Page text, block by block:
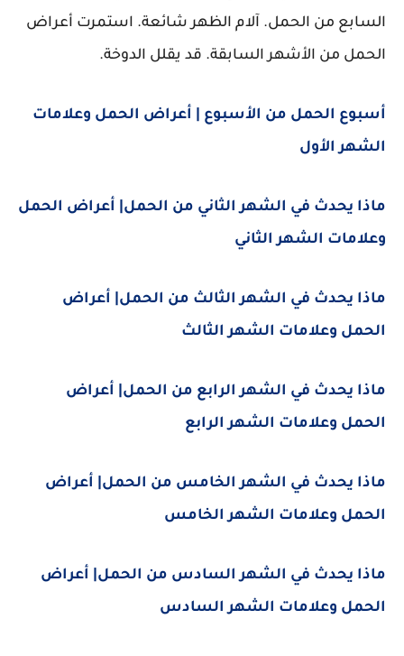
السابع من الحمل. آلام الظهر شائعة. استمرت أعراض
الحمل من الأشهر السابقة. قد يقلل الدوخة.
أسبوع الحمل من الأسبوع | أعراض الحمل وعلامات
الشهر الأول
ماذا يحدث في الشهر الثاني من الحمل| أعراض الحمل
وعلامات الشهر الثاني
ماذا يحدث في الشهر الثالث من الحمل| أعراض
الحمل وعلامات الشهر الثالث
ماذا يحدث في الشهر الرابع من الحمل| أعراض
الحمل وعلامات الشهر الرابع
ماذا يحدث في الشهر الخامس من الحمل| أعراض
الحمل وعلامات الشهر الخامس
ماذا يحدث في الشهر السادس من الحمل| أعراض
الحمل وعلامات الشهر السادس